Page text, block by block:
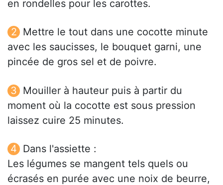
en rondelles pour les carottes.
Mettre le tout dans une cocotte minute
avec les saucisses, le bouquet garni, une
pincée de gros sel et de poivre.
Mouiller à hauteur puis à partir du
moment où la cocotte est sous pression
laissez cuire 25 minutes.
Dans l'assiette :
Les légumes se mangent tels quels ou
écrasés en purée avec une noix de beurre,